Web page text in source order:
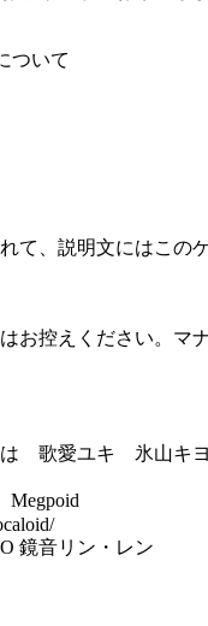
ついて
て、説明文にはこの
お控えください。マ
歌愛ユキ 氷山キ
音リン・レン